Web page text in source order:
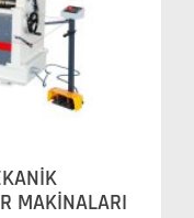
MAKİNALARI